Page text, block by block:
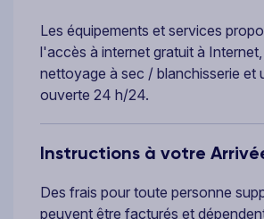
Les équipements et services
l'accès à internet gratuit à
nettoyage à sec / blanchisserie et
ouverte 24 h/24.
Instructions à votre
Des frais pour toute personne
peuvent être facturés et